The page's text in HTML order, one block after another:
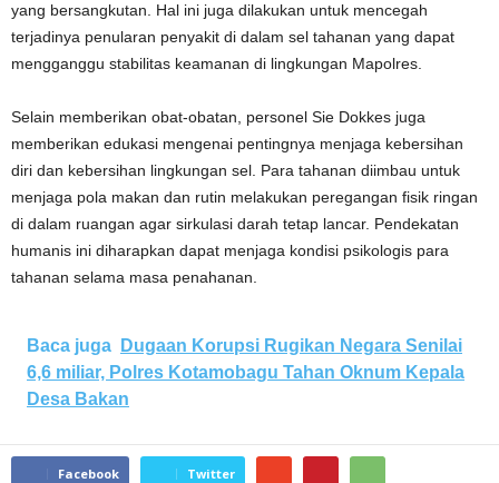
yang bersangkutan. Hal ini juga dilakukan untuk mencegah
terjadinya penularan penyakit di dalam sel tahanan yang dapat
mengganggu stabilitas keamanan di lingkungan Mapolres.
Selain memberikan obat-obatan, personel Sie Dokkes juga
memberikan edukasi mengenai pentingnya menjaga kebersihan
diri dan kebersihan lingkungan sel. Para tahanan diimbau untuk
menjaga pola makan dan rutin melakukan peregangan fisik ringan
di dalam ruangan agar sirkulasi darah tetap lancar. Pendekatan
humanis ini diharapkan dapat menjaga kondisi psikologis para
tahanan selama masa penahanan.
Baca juga
Dugaan Korupsi Rugikan Negara Senilai
6,6 miliar, Polres Kotamobagu Tahan Oknum Kepala
Desa Bakan
Facebook Twitter